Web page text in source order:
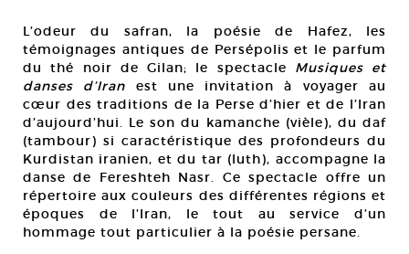
L’odeur du safran, la poésie de Hafez, les
témoignages antiques de Persépolis et le parfum
du thé noir de Gilan; le spectacle Musiques et
danses d’Iran est une invitation à voyager au
cœur des traditions de la Perse d’hier et de l’Iran
d’aujourd’hui. Le son du kamanche (vièle), du daf
(tambour) si caractéristique des profondeurs du
Kurdistan iranien, et du tar (luth), accompagne la
danse de Fereshteh Nasr. Ce spectacle offre un
répertoire aux couleurs des différentes régions et
époques de l’Iran, le tout au service d’un
hommage tout particulier à la poésie persane.